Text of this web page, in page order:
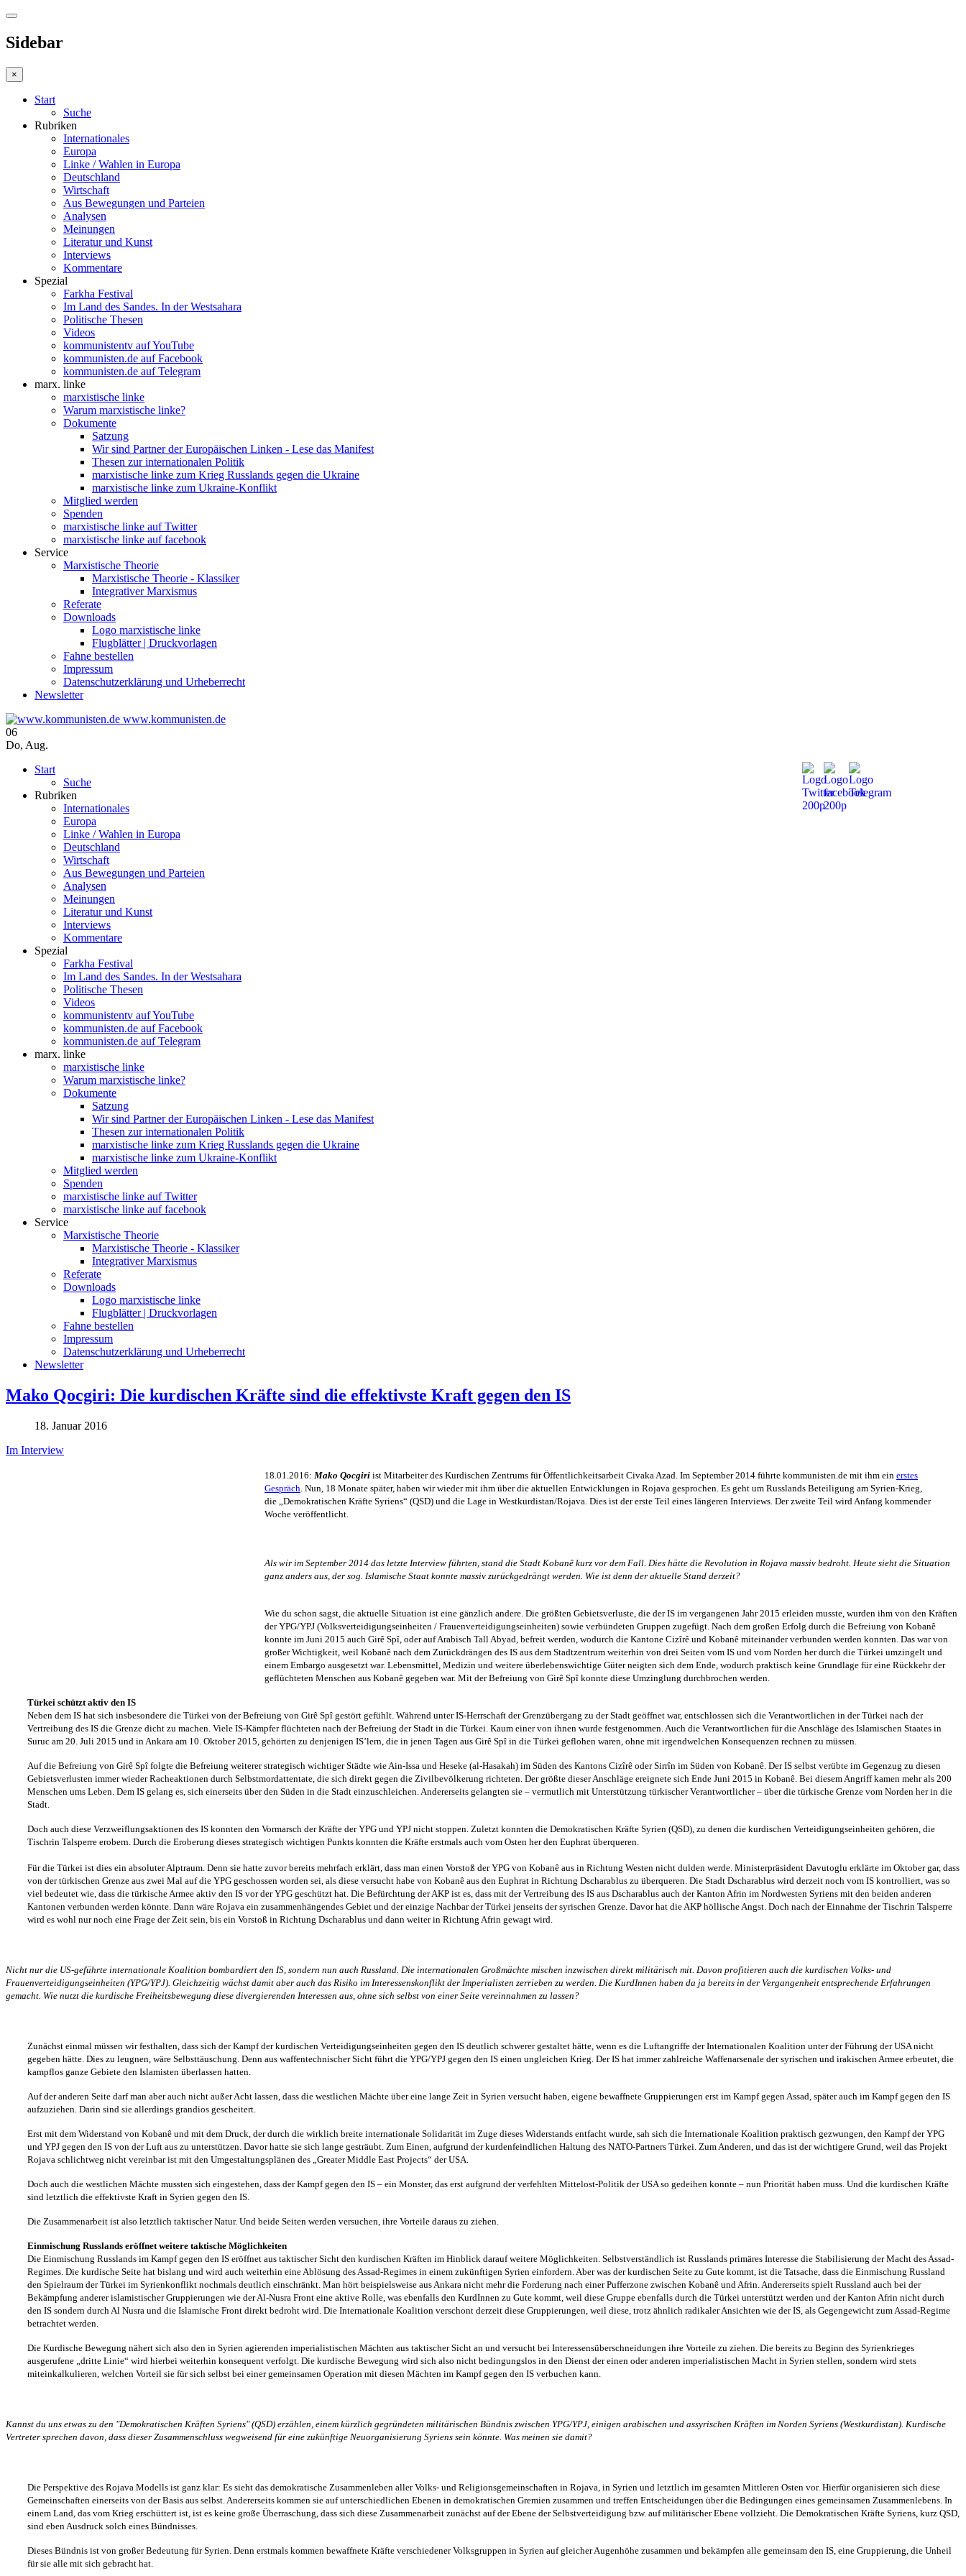
Sidebar
×
Start
Suche
Rubriken
Internationales
Europa
Linke / Wahlen in Europa
Deutschland
Wirtschaft
Aus Bewegungen und Parteien
Analysen
Meinungen
Literatur und Kunst
Interviews
Kommentare
Spezial
Farkha Festival
Im Land des Sandes. In der Westsahara
Politische Thesen
Videos
kommunistentv auf YouTube
kommunisten.de auf Facebook
kommunisten.de auf Telegram
marx. linke
marxistische linke
Warum marxistische linke?
Dokumente
Satzung
Wir sind Partner der Europäischen Linken - Lese das Manifest
Thesen zur internationalen Politik
marxistische linke zum Krieg Russlands gegen die Ukraine
marxistische linke zum Ukraine-Konflikt
Mitglied werden
Spenden
marxistische linke auf Twitter
marxistische linke auf facebook
Service
Marxistische Theorie
Marxistische Theorie - Klassiker
Integrativer Marxismus
Referate
Downloads
Logo marxistische linke
Flugblätter | Druckvorlagen
Fahne bestellen
Impressum
Datenschutzerklärung und Urheberrecht
Newsletter
www.kommunisten.de
06
Do, Aug.
Start
Suche
Rubriken
Internationales
Europa
Linke / Wahlen in Europa
Deutschland
Wirtschaft
Aus Bewegungen und Parteien
Analysen
Meinungen
Literatur und Kunst
Interviews
Kommentare
Spezial
Farkha Festival
Im Land des Sandes. In der Westsahara
Politische Thesen
Videos
kommunistentv auf YouTube
kommunisten.de auf Facebook
kommunisten.de auf Telegram
marx. linke
marxistische linke
Warum marxistische linke?
Dokumente
Satzung
Wir sind Partner der Europäischen Linken - Lese das Manifest
Thesen zur internationalen Politik
marxistische linke zum Krieg Russlands gegen die Ukraine
marxistische linke zum Ukraine-Konflikt
Mitglied werden
Spenden
marxistische linke auf Twitter
marxistische linke auf facebook
Service
Marxistische Theorie
Marxistische Theorie - Klassiker
Integrativer Marxismus
Referate
Downloads
Logo marxistische linke
Flugblätter | Druckvorlagen
Fahne bestellen
Impressum
Datenschutzerklärung und Urheberrecht
Newsletter
Mako Qocgiri: Die kurdischen Kräfte sind die effektivste Kraft gegen den IS
18. Januar 2016
Im Interview
18.01.2016: Mako Qocgiri ist Mitarbeiter des Kurdischen Zentrums für Öffentlichkeitsarbeit Civaka Azad. Im September 2014 führte kommunisten.de mit ihm ein erstes
Gespräch . Nun, 18 Monate später, haben wir wieder mit ihm über die aktuellen Entwicklungen in Rojava gesprochen. Es geht um Russlands Beteiligung am Syrien-Krieg,
die „Demokratischen Kräfte Syriens“ (QSD) und die Lage in Westkurdistan/Rojava. Dies ist der erste Teil eines längeren Interviews. Der zweite Teil wird Anfang kommender
Woche veröffentlicht.
Als wir im September 2014 das letzte Interview führten, stand die Stadt Kobanê kurz vor dem Fall. Dies hätte die Revolution in Rojava massiv bedroht. Heute sieht die Situation
ganz anders aus, der sog. Islamische Staat konnte massiv zurückgedrängt werden. Wie ist denn der aktuelle Stand derzeit?
Wie du schon sagst, die aktuelle Situation ist eine gänzlich andere. Die größten Gebietsverluste, die der IS im vergangenen Jahr 2015 erleiden musste, wurden ihm von den Kräften
der YPG/YPJ (Volksverteidigungseinheiten / Frauenverteidigungseinheiten) sowie verbündeten Gruppen zugefügt. Nach dem großen Erfolg durch die Befreiung von Kobanê
konnte im Juni 2015 auch Girê Spî, oder auf Arabisch Tall Abyad, befreit werden, wodurch die Kantone Cizîrê und Kobanê miteinander verbunden werden konnten. Das war von
großer Wichtigkeit, weil Kobanê nach dem Zurückdrängen des IS aus dem Stadtzentrum weiterhin von drei Seiten vom IS und vom Norden her durch die Türkei umzingelt und
einem Embargo ausgesetzt war. Lebensmittel, Medizin und weitere überlebenswichtige Güter neigten sich dem Ende, wodurch praktisch keine Grundlage für eine Rückkehr der
geflüchteten Menschen aus Kobanê gegeben war. Mit der Befreiung von Girê Spî konnte diese Umzinglung durchbrochen werden.
Türkei schützt aktiv den IS
Neben dem IS hat sich insbesondere die Türkei von der Befreiung von Girê Spî gestört gefühlt. Während unter IS-Herrschaft der Grenzübergang zu der Stadt geöffnet war, entschlossen sich die Verantwortlichen in der Türkei nach der
Vertreibung des IS die Grenze dicht zu machen. Viele IS-Kämpfer flüchteten nach der Befreiung der Stadt in die Türkei. Kaum einer von ihnen wurde festgenommen. Auch die Verantwortlichen für die Anschläge des Islamischen Staates in
Suruc am 20. Juli 2015 und in Ankara am 10. Oktober 2015, gehörten zu denjenigen IS’lern, die in jenen Tagen aus Girê Spî in die Türkei geflohen waren, ohne mit irgendwelchen Konsequenzen rechnen zu müssen.
Auf die Befreiung von Girê Spî folgte die Befreiung weiterer strategisch wichtiger Städte wie Ain-Issa und Heseke (al-Hasakah) im Süden des Kantons Cizîrê oder Sirrîn im Süden von Kobanê. Der IS selbst verübte im Gegenzug zu diesen
Gebietsverlusten immer wieder Racheaktionen durch Selbstmordattentate, die sich direkt gegen die Zivilbevölkerung richteten. Der größte dieser Anschläge ereignete sich Ende Juni 2015 in Kobanê. Bei diesem Angriff kamen mehr als 200
Menschen ums Leben. Dem IS gelang es, sich einerseits über den Süden in die Stadt einzuschleichen. Andererseits gelangten sie – vermutlich mit Unterstützung türkischer Verantwortlicher – über die türkische Grenze vom Norden her in die
Stadt.
Doch auch diese Verzweiflungsaktionen des IS konnten den Vormarsch der Kräfte der YPG und YPJ nicht stoppen. Zuletzt konnten die Demokratischen Kräfte Syrien (QSD), zu denen die kurdischen Verteidigungseinheiten gehören, die
Tischrin Talsperre erobern. Durch die Eroberung dieses strategisch wichtigen Punkts konnten die Kräfte erstmals auch vom Osten her den Euphrat überqueren.
Für die Türkei ist dies ein absoluter Alptraum. Denn sie hatte zuvor bereits mehrfach erklärt, dass man einen Vorstoß der YPG von Kobanê aus in Richtung Westen nicht dulden werde. Ministerpräsident Davutoglu erklärte im Oktober gar, dass
von der türkischen Grenze aus zwei Mal auf die YPG geschossen worden sei, als diese versucht habe von Kobanê aus den Euphrat in Richtung Dscharablus zu überqueren. Die Stadt Dscharablus wird derzeit noch vom IS kontrolliert, was so
viel bedeutet wie, dass die türkische Armee aktiv den IS vor der YPG geschützt hat. Die Befürchtung der AKP ist es, dass mit der Vertreibung des IS aus Dscharablus auch der Kanton Afrin im Nordwesten Syriens mit den beiden anderen
Kantonen verbunden werden könnte. Dann wäre Rojava ein zusammenhängendes Gebiet und der einzige Nachbar der Türkei jenseits der syrischen Grenze. Davor hat die AKP höllische Angst. Doch nach der Einnahme der Tischrin Talsperre
wird es wohl nur noch eine Frage der Zeit sein, bis ein Vorstoß in Richtung Dscharablus und dann weiter in Richtung Afrin gewagt wird.
Nicht nur die US-geführte internationale Koalition bombardiert den IS, sondern nun auch Russland. Die internationalen Großmächte mischen inzwischen direkt militärisch mit. Davon profitieren auch die kurdischen Volks- und
Frauenverteidigungseinheiten (YPG/YPJ). Gleichzeitig wächst damit aber auch das Risiko im Interessenskonflikt der Imperialisten zerrieben zu werden. Die KurdInnen haben da ja bereits in der Vergangenheit entsprechende Erfahrungen
gemacht. Wie nutzt die kurdische Freiheitsbewegung diese divergierenden Interessen aus, ohne sich selbst von einer Seite vereinnahmen zu lassen?
Zunächst einmal müssen wir festhalten, dass sich der Kampf der kurdischen Verteidigungseinheiten gegen den IS deutlich schwerer gestaltet hätte, wenn es die Luftangriffe der Internationalen Koalition unter der Führung der USA nicht
gegeben hätte. Dies zu leugnen, wäre Selbsttäuschung. Denn aus waffentechnischer Sicht führt die YPG/YPJ gegen den IS einen ungleichen Krieg. Der IS hat immer zahlreiche Waffenarsenale der syrischen und irakischen Armee erbeutet, die
kampflos ganze Gebiete den Islamisten überlassen hatten.
Auf der anderen Seite darf man aber auch nicht außer Acht lassen, dass die westlichen Mächte über eine lange Zeit in Syrien versucht haben, eigene bewaffnete Gruppierungen erst im Kampf gegen Assad, später auch im Kampf gegen den IS
aufzuziehen. Darin sind sie allerdings grandios gescheitert.
Erst mit dem Widerstand von Kobanê und mit dem Druck, der durch die wirklich breite internationale Solidarität im Zuge dieses Widerstands entfacht wurde, sah sich die Internationale Koalition praktisch gezwungen, den Kampf der YPG
und YPJ gegen den IS von der Luft aus zu unterstützen. Davor hatte sie sich lange gesträubt. Zum Einen, aufgrund der kurdenfeindlichen Haltung des NATO-Partners Türkei. Zum Anderen, und das ist der wichtigere Grund, weil das Projekt
Rojava schlichtweg nicht vereinbar ist mit den Umgestaltungsplänen des „Greater Middle East Projects“ der USA.
Doch auch die westlichen Mächte mussten sich eingestehen, dass der Kampf gegen den IS – ein Monster, das erst aufgrund der verfehlten Mittelost-Politik der USA so gedeihen konnte – nun Priorität haben muss. Und die kurdischen Kräfte
sind letztlich die effektivste Kraft in Syrien gegen den IS.
Die Zusammenarbeit ist also letztlich taktischer Natur. Und beide Seiten werden versuchen, ihre Vorteile daraus zu ziehen.
Einmischung Russlands eröffnet weitere taktische Möglichkeiten
Die Einmischung Russlands im Kampf gegen den IS eröffnet aus taktischer Sicht den kurdischen Kräften im Hinblick darauf weitere Möglichkeiten. Selbstverständlich ist Russlands primäres Interesse die Stabilisierung der Macht des Assad-
Regimes. Die kurdische Seite hat bislang und wird auch weiterhin eine Ablösung des Assad-Regimes in einem zukünftigen Syrien einfordern. Aber was der kurdischen Seite zu Gute kommt, ist die Tatsache, dass die Einmischung Russland
den Spielraum der Türkei im Syrienkonflikt nochmals deutlich einschränkt. Man hört beispielsweise aus Ankara nicht mehr die Forderung nach einer Pufferzone zwischen Kobanê und Afrin. Andererseits spielt Russland auch bei der
Bekämpfung anderer islamistischer Gruppierungen wie der Al-Nusra Front eine aktive Rolle, was ebenfalls den KurdInnen zu Gute kommt, weil diese Gruppe ebenfalls durch die Türkei unterstützt werden und der Kanton Afrin nicht durch
den IS sondern durch Al Nusra und die Islamische Front direkt bedroht wird. Die Internationale Koalition verschont derzeit diese Gruppierungen, weil diese, trotz ähnlich radikaler Ansichten wie der IS, als Gegengewicht zum Assad-Regime
betrachtet werden.
Die Kurdische Bewegung nähert sich also den in Syrien agierenden imperialistischen Mächten aus taktischer Sicht an und versucht bei Interessensüberschneidungen ihre Vorteile zu ziehen. Die bereits zu Beginn des Syrienkrieges
ausgerufene „dritte Linie“ wird hierbei weiterhin konsequent verfolgt. Die kurdische Bewegung wird sich also nicht bedingungslos in den Dienst der einen oder anderen imperialistischen Macht in Syrien stellen, sondern wird stets
miteinkalkulieren, welchen Vorteil sie für sich selbst bei einer gemeinsamen Operation mit diesen Mächten im Kampf gegen den IS verbuchen kann.
Kannst du uns etwas zu den "Demokratischen Kräften Syriens" (QSD) erzählen, einem kürzlich gegründeten militärischen Bündnis zwischen YPG/YPJ, einigen arabischen und assyrischen Kräften im Norden Syriens (Westkurdistan). Kurdische
Vertreter sprechen davon, dass dieser Zusammenschluss wegweisend für eine zukünftige Neuorganisierung Syriens sein könnte. Was meinen sie damit?
Die Perspektive des Rojava Modells ist ganz klar: Es sieht das demokratische Zusammenleben aller Volks- und Religionsgemeinschaften in Rojava, in Syrien und letztlich im gesamten Mittleren Osten vor. Hierfür organisieren sich diese
Gemeinschaften einerseits von der Basis aus selbst. Andererseits kommen sie auf unterschiedlichen Ebenen in demokratischen Gremien zusammen und treffen Entscheidungen über die Bedingungen eines gemeinsamen Zusammenlebens. In
einem Land, das vom Krieg erschüttert ist, ist es keine große Überraschung, dass sich diese Zusammenarbeit zunächst auf der Ebene der Selbstverteidigung bzw. auf militärischer Ebene vollzieht. Die Demokratischen Kräfte Syriens, kurz QSD,
sind eben Ausdruck solch eines Bündnisses.
Dieses Bündnis ist von großer Bedeutung für Syrien. Denn erstmals kommen bewaffnete Kräfte verschiedener Volksgruppen in Syrien auf gleicher Augenhöhe zusammen und bekämpfen alle gemeinsam den IS, eine Gruppierung, die Unheil
für sie alle mit sich gebracht hat.